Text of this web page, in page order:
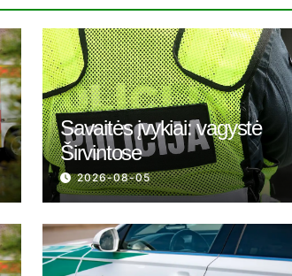
Savaitės įvykiai: vagystė
Širvintose
2026-08-05